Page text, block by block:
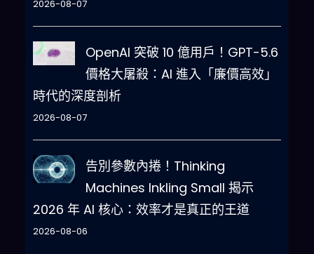
2026-08-07
OpenAI 突破 10 億用戶！GPT-5.6
價格大屠殺：AI 進入「廉價高效」
時代的深度剖析
2026-08-07
告別參數內捲！Thinking
Machines Inkling Small 揭示
2026 年 AI 核心：效率才是真正的王道
2026-08-06